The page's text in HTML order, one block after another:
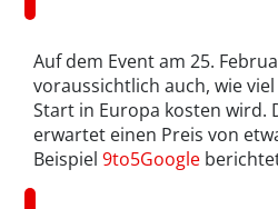
Auf dem Event am 25.
voraussichtlich auch, wie
Start in Europa kosten wird.
erwartet einen Preis von
Beispiel 9to5Google